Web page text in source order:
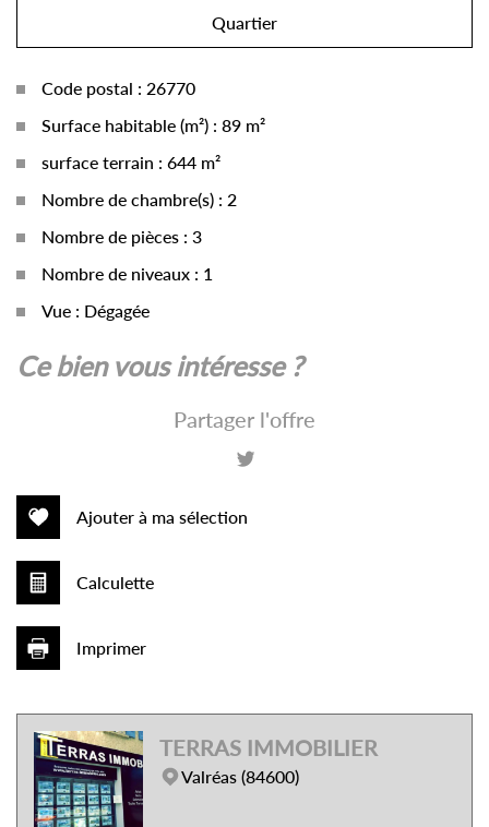
Quartier
Code postal : 26770
Surface habitable (m²) : 89 m²
surface terrain : 644 m²
Nombre de chambre(s) : 2
Nombre de pièces : 3
Nombre de niveaux : 1
Vue : Dégagée
la ville de roche-saint-secret-béconne
−
Leaflet|©Jawg Maps|© OpenStreetMap
École primaire
ce bien vous intéresse ?
Partager l'offre
Ajouter à ma sélection
Calculette
Imprimer
TERRAS IMMOBILIER
Valréas (84600)